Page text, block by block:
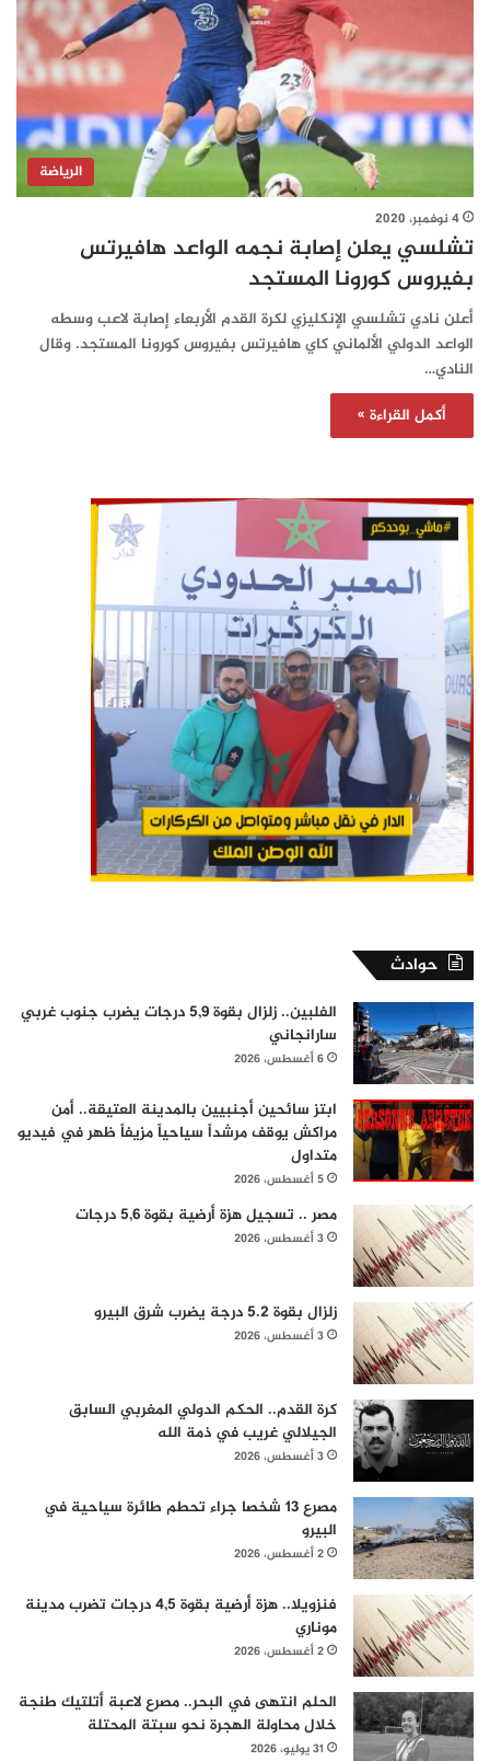
الرياضة
4 نوفمبر، 2020
تشلسي يعلن إصابة نجمه الواعد هافيرتس
بفيروس كورونا المستجد
أعلن نادي تشلسي الإنكليزي لكرة القدم الأربعاء إصابة لاعب وسطه
الواعد الدولي الألماني كاي هافيرتس بفيروس كورونا المستجد. وقال
النادي…
أكمل القراءة »
حوادث
الفلبين.. زلزال بقوة 5,9 درجات يضرب جنوب غربي
سارانجاني
6 أغسطس، 2026
ابتز سائحين أجنبيين بالمدينة العتيقة.. أمن
مراكش يوقف مرشداً سياحياً مزيفاً ظهر في فيديو
متداول
5 أغسطس، 2026
مصر .. تسجيل هزة أرضية بقوة 5,6 درجات
3 أغسطس، 2026
زلزال بقوة 5.2 درجة يضرب شرق البيرو
3 أغسطس، 2026
كرة القدم.. الحكم الدولي المغربي السابق
الجيلالي غريب في ذمة الله
3 أغسطس، 2026
مصرع 13 شخصا جراء تحطم طائرة سياحية في
البيرو
2 أغسطس، 2026
فنزويلا.. هزة أرضية بقوة 4,5 درجات تضرب مدينة
موناري
2 أغسطس، 2026
الحلم انتهى في البحر.. مصرع لاعبة أتلتيك طنجة
خلال محاولة الهجرة نحو سبتة المحتلة
31 يوليو، 2026